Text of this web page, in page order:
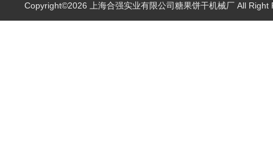
Copyright©2026 上海合强实业有限公司糖果饼干机械厂 All